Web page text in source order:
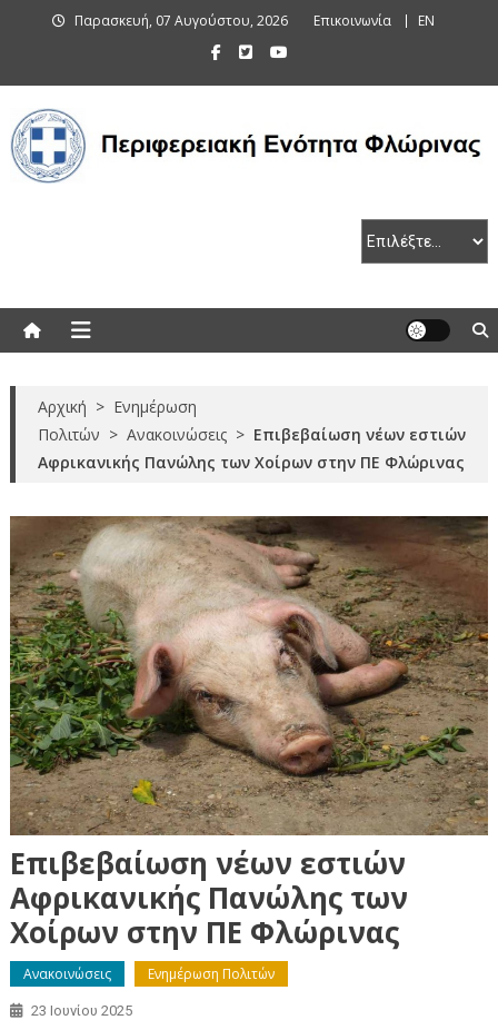
Παρασκευή, 07 Αυγούστου, 2026 Επικοινωνία EN
Αρχική > Ενημέρωση
Πολιτών > Ανακοινώσεις > Επιβεβαίωση νέων εστιών
Αφρικανικής Πανώλης των Χοίρων στην ΠΕ Φλώρινας
Επιβεβαίωση νέων εστιών
Αφρικανικής Πανώλης των
Χοίρων στην ΠΕ Φλώρινας
Ανακοινώσεις Ενημέρωση Πολιτών
23 Ιουνίου 2025